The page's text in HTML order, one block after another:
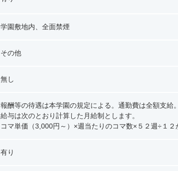
学園敷地内、全面禁煙
その他
無し
報酬等の待遇は本学園の規定による。
給与は次のとおり計算した月給制とします。
コマ単価（3,000円～）×週当たりのコマ数×５２週÷１２
有り